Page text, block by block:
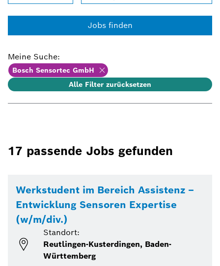
Jobs finden
Meine Suche:
Bosch Sensortec GmbH
Alle Filter zurücksetzen
17 passende Jobs gefunden
Werkstudent im Bereich Assistenz –
Entwicklung Sensoren Expertise
(w/m/div.)
Standort:
Reutlingen-Kusterdingen, Baden-
Württemberg